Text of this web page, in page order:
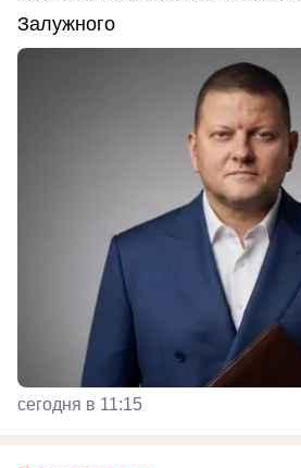
Залужного
сегодня в 11:15